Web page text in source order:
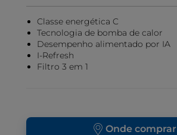
Classe energética C
Tecnologia de bomba de calor
Desempenho alimentado por IA
I-Refresh
Filtro 3 em 1
Onde comprar